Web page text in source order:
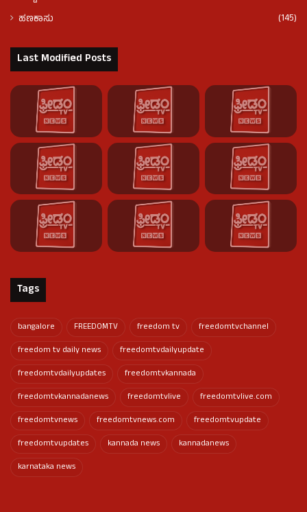
ಹಣಕಾಸು
(145)
Last Modified Posts
Tags
bangalore FREEDOMTV freedom tv
freedomtvchannel
freedom tv daily news
freedomtvdailyupdate
freedomtvdailyupdates
freedomtvkannada
freedomtvkannadanews
freedomtvlive
freedomtvlive.com
freedomtvnews
freedomtvnews.com
freedomtvupdate
freedomtvupdates
kannada news
kannadanews
karnataka news